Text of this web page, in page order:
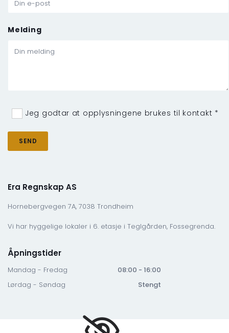
Melding
Jeg godtar at opplysningene brukes til kontakt *
Era Regnskap AS
Hornebergvegen 7A, 7038 Trondheim
Vi har hyggelige lokaler i 6. etasje i Teglgården, Fossegrenda.
Åpningstider
Mandag - Fredag
08:00 - 16:00
Lørdag - Søndag
Stengt